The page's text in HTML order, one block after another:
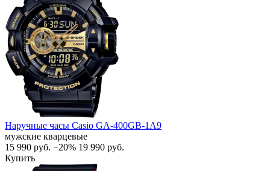
Наручные часы Casio GA-400GB-1A9
мужские кварцевые
15 990 руб. −20% 19 990 руб.
Купить